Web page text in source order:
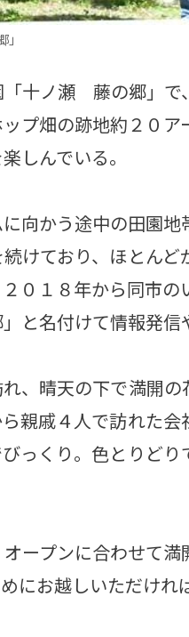
十ノ瀬 藤の郷」で
プ畑の跡地約２０
しんでいる。
向かう途中の田園
けており、ほとん
０１８年から同市
と名付けて情報発信
、晴天の下で満開
親戚４人で訪れた
っくり。色とりど
ープンに合わせて
にお越しいただけれ